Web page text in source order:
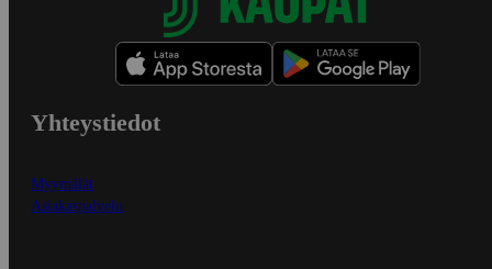
Yhteystiedot
Myymälät
Asiakaspalvelu